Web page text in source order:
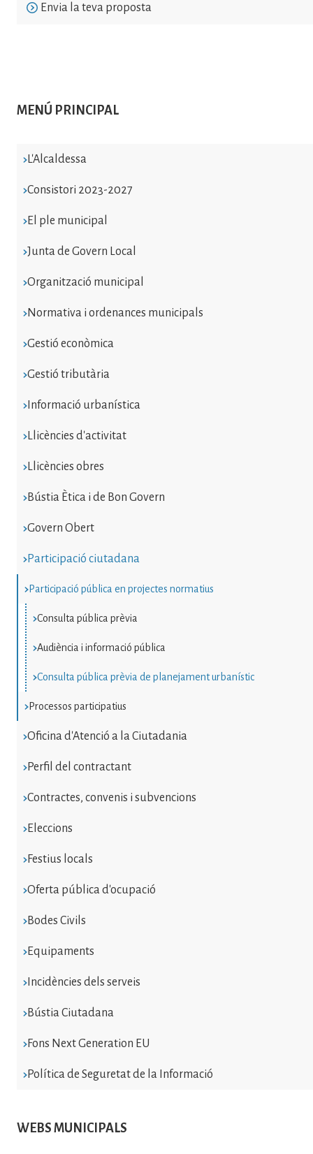
MENÚ PRINCIPAL
L'Alcaldessa
Consistori 2023-2027
El ple municipal
Junta de Govern Local
Organització municipal
Normativa i ordenances municipals
Gestió econòmica
Gestió tributària
Informació urbanística
Llicències d'activitat
Llicències obres
Bústia Ètica i de Bon Govern
Govern Obert
Participació ciutadana
Participació pública en projectes normatius
Consulta pública prèvia
Audiència i informació pública
Consulta pública prèvia de planejament urbanístic
Processos participatius
Oficina d'Atenció a la Ciutadania
Perfil del contractant
Contractes, convenis i subvencions
Eleccions
Festius locals
Oferta pública d'ocupació
Bodes Civils
Equipaments
Incidències dels serveis
Bústia Ciutadana
Fons Next Generation EU
Política de Seguretat de la Informació
WEBS MUNICIPALS
Envia la teva proposta